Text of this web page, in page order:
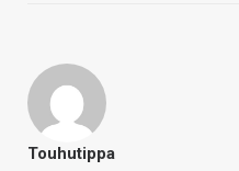
Touhutippa